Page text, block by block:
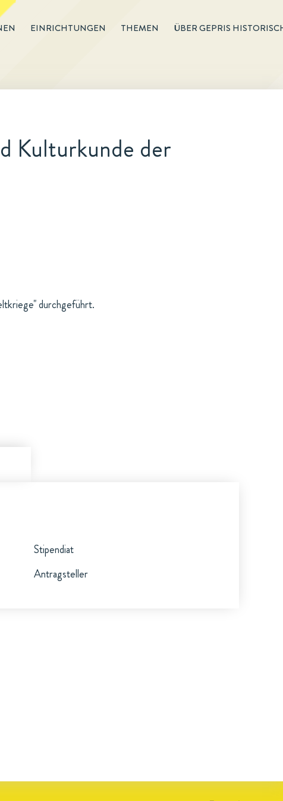
EINRICHTUNGEN THEMEN ÜBER GEPRIS
Kulturkunde der
durchgeführt.
Stipendiat
Antragsteller